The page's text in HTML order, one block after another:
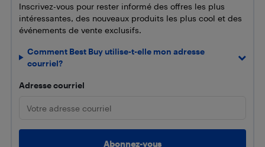
Inscrivez-vous pour rester informé des offres les plus
intéressantes, des nouveaux produits les plus cool et des
événements de vente exclusifs.
Comment Best Buy utilise-t-elle mon adresse
courriel?
Adresse courriel